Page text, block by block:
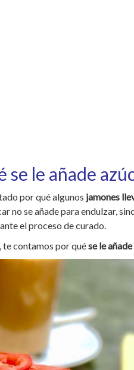
se le añade
por qué algunos jamones
no se añade para endulzar,
el proceso de curado.
te contamos por quése le